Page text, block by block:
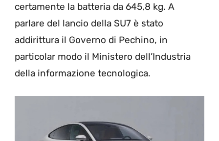
certamente la batteria da 645,8 kg. A
parlare del lancio della SU7 è stato
addirittura il Governo di Pechino, in
particolar modo il Ministero dell’Industria
della informazione tecnologica.